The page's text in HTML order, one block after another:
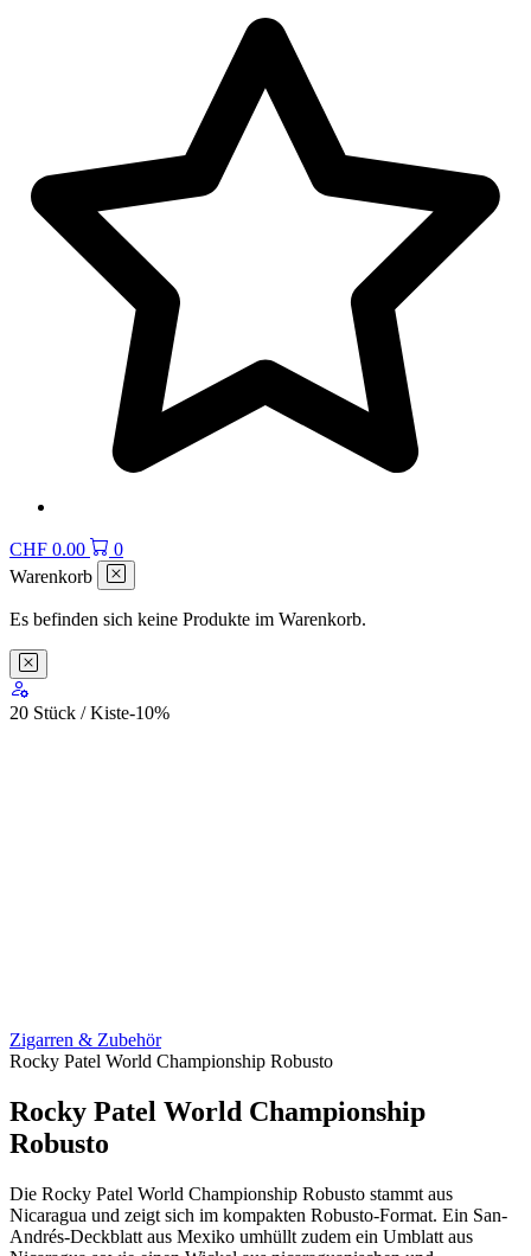
CHF 0.00
0
Warenkorb
Es befinden sich keine Produkte im Warenkorb.
20 Stück / Kiste-10%
Zigarren & Zubehör
Rocky Patel World Championship Robusto
Rocky Patel World Championship
Robusto
Die Rocky Patel World Championship Robusto stammt aus
Nicaragua und zeigt sich im kompakten Robusto-Format. Ein San-
Andrés-Deckblatt aus Mexiko umhüllt zudem ein Umblatt aus